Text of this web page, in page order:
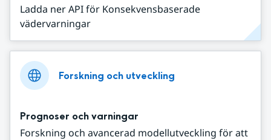
Ladda ner API för Konsekvensbaserade
vädervarningar
Forskning och utveckling
Prognoser och varningar
Forskning och avancerad modellutveckling för att